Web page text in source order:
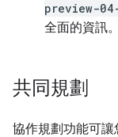
preview-
全面的資訊。
共同規劃
協作規劃功能可